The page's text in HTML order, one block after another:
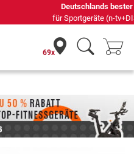
2016-2024)
69x